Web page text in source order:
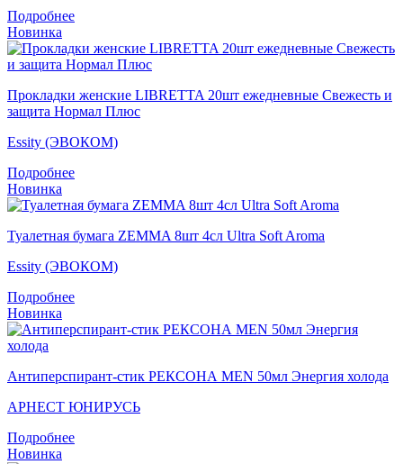
Подробнее
Новинка
Прокладки женские LIBRETTA 20шт ежедневные Свежесть и
защита Нормал Плюс
Essity (ЭВОКОМ)
Подробнее
Новинка
Туалетная бумага ZEMMA 8шт 4сл Ultra Soft Aroma
Essity (ЭВОКОМ)
Подробнее
Новинка
Антиперспирант-стик РЕКСОНА MEN 50мл Энергия холода
АРНЕСТ ЮНИРУСЬ
Подробнее
Новинка